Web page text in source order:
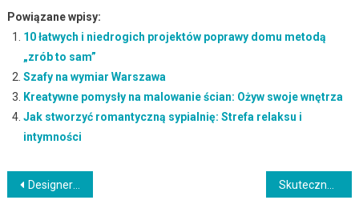
Powiązane wpisy:
10 łatwych i niedrogich projektów poprawy domu metodą
„zrób to sam”
Szafy na wymiar Warszawa
Kreatywne pomysły na malowanie ścian: Ożyw swoje wnętrza
Jak stworzyć romantyczną sypialnię: Strefa relaksu i
intymności
Nawigacja
Designerskie meble: Jak wybrać oryginalne i funkcjonalne elementy